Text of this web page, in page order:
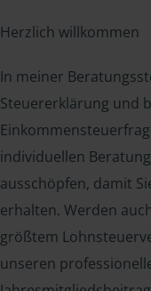
Herzlich willkommen
In meiner
Steuererklärung und
individuellen
ausschöpfen, damit
erhalten. Werden
größtem
unseren